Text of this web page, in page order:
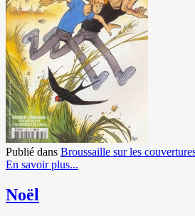
Publié dans Broussaille sur les
En savoir plus...
Noël